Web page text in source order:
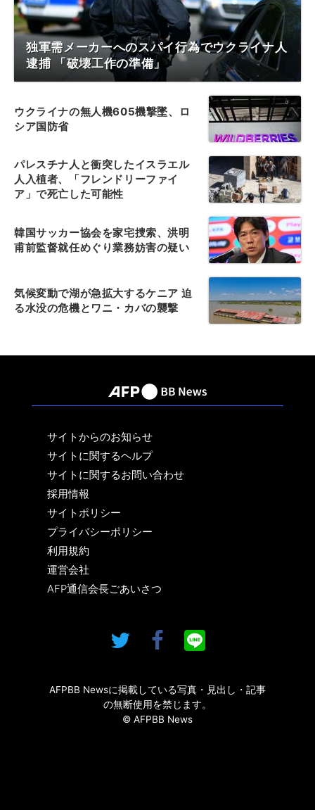
独軍需メーカーへのスパイ行為でウクライナ人
逮捕 「破壊工作の準備」
ウクライナの無人機605機撃墜、ロ
シア国防省
パレスチナ人と衝突したイスラエル
人入植者、「フレンドリーファイ
ア」で死亡した可能性
韓国サッカー協会を家宅捜索、洪明
甫前監督就任めぐり業務妨害の疑い
気候変動で湖が急拡大するケニア 迫
る水没の危機とワニ・カバの襲撃
サイトからのお知らせ
サイトに関するヘルプ
サイトに関するお問い合わせ
採用情報
サイトポリシー
プライバシーポリシー
利用規約
運営会社
AFP通信会長ごあいさつ
AFPBB Newsに掲載している写真・見出し・記事
の無断使用を禁じます。
© AFPBB News